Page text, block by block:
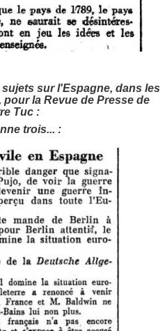
sur l'Espagne, dans les
la Revue de Presse de
Tuc :
trois... :